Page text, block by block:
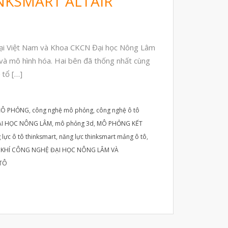
Phân Tích Lực & Mô Phỏng
3D_Altair
Dịch Vụ In 3D
Dịch Vụ Quét 3D Cao Cấp & RE
Nam và Khoa CKCN Đại học Nông Lâm
mô hình hóa. Hai bên đã thống nhất cùng
tổ […]
PHỎNG, công nghệ mô phỏng, công nghệ ô tô
HỌC NÔNG LÂM, mô phỏng 3d, MÔ PHỎNG KẾT
lực ô tô thinksmart, năng lực thinksmart mảng ô tô,
CÔNG NGHỆ ĐẠI HỌC NÔNG LÂM VÀ